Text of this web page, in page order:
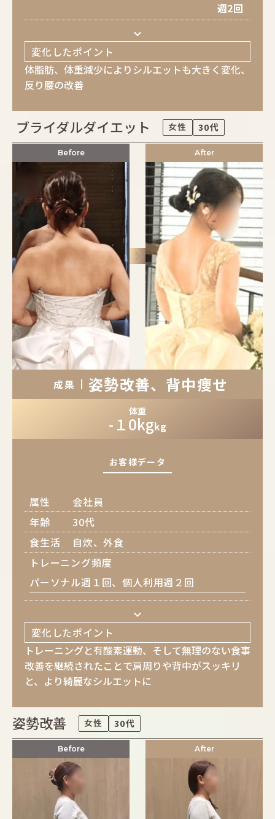
週2回
keyboard_arrow_down
変化したポイント
体脂肪、体重減少によりシルエットも大きく変化、
反り腰の改善
ブライダルダイエット 女性 30代
Before
keyboard_arrow_right
After
成果 姿勢改善、背中痩せ
体重
-１0kgkg
お客様データ
属性
会社員
年齢
30代
食生活
自炊、外食
トレーニング頻度
パーソナル週１回、個人利用週２回
keyboard_arrow_down
変化したポイント
トレーニングと有酸素運動、そして無理のない食事
改善を継続されたことで肩周りや背中がスッキリ
と、より綺麗なシルエットに
姿勢改善 女性 30代
Before After